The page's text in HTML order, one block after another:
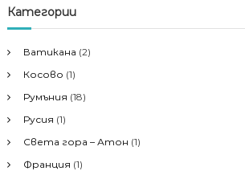
с
е
е
з
а
Категории
Ватикана (2)
Косово (1)
Румъния (18)
Русия (1)
Света гора – Атон (1)
Франция (1)